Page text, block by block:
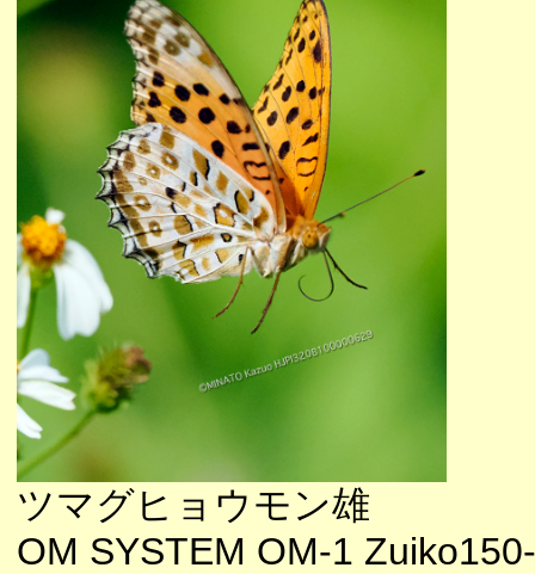
ツマグヒョウモン雄
OM SYSTEM OM-1